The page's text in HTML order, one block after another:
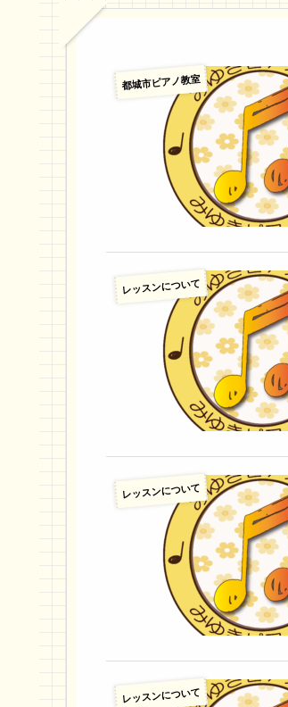
都城市ピアノ教室
レッスンについて
レッスンについて
レッスンについて